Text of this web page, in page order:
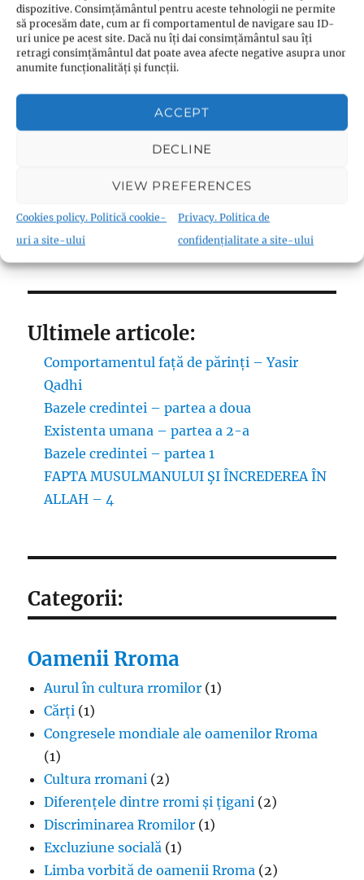
dispozitive. Consimțământul pentru aceste tehnologii ne permite
să procesăm date, cum ar fi comportamentul de navigare sau ID-
uri unice pe acest site. Dacă nu îți dai consimțământul sau îți
retragi consimțământul dat poate avea afecte negative asupra unor
anumite funcționalități și funcții.
ACCEPT
DECLINE
VIEW PREFERENCES
Cookies policy. Politică cookie-
uri a site-ului
Privacy. Politica de
confidențialitate a site-ului
Înscrie-te în buletinul nostru de știri
CONTACT
Ultimele articole:
Comportamentul față de părinți – Yasir
Qadhi
Bazele credintei – partea a doua
Existenta umana – partea a 2-a
Bazele credintei – partea 1
FAPTA MUSULMANULUI ŞI ÎNCREDEREA ÎN
ALLAH – 4
Categorii:
Oamenii Rroma
Aurul în cultura rromilor (1)
Cărți (1)
Congresele mondiale ale oamenilor Rroma
(1)
Cultura rromani (2)
Diferențele dintre rromi și țigani (2)
Discriminarea Rromilor (1)
Excluziune socială (1)
Limba vorbită de oamenii Rroma (2)